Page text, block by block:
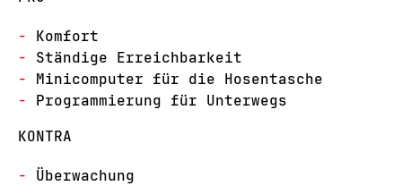
Komfort
Ständige Erreichbarkeit
Minicomputer für die Hosentasche
Programmierung für Unterwegs
KONTRA
Überwachung